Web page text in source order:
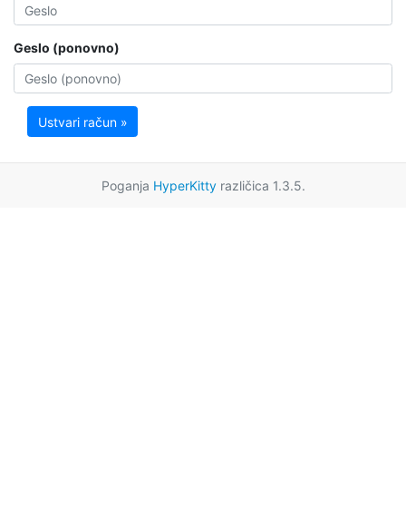
Geslo (ponovno)
Ustvari račun »
Poganja HyperKittyrazličica 1.3.5.